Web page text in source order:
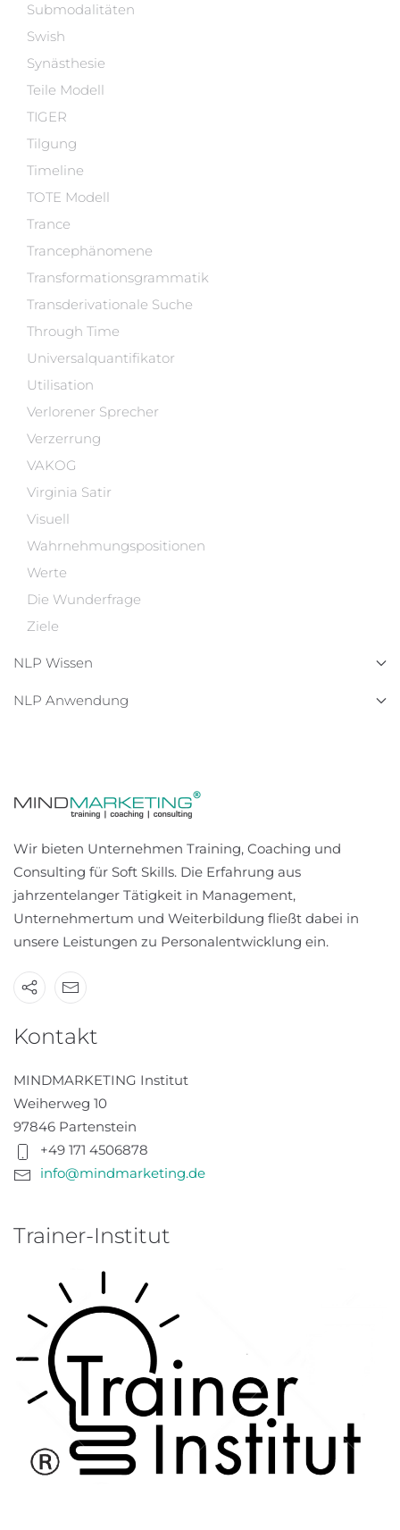
Submodalitäten
Swish
Synästhesie
Teile Modell
TIGER
Tilgung
Timeline
TOTE Modell
Trance
Trancephänomene
Transformationsgrammatik
Transderivationale Suche
Through Time
Universalquantifikator
Utilisation
Verlorener Sprecher
Verzerrung
VAKOG
Virginia Satir
Visuell
Wahrnehmungspositionen
Werte
Die Wunderfrage
Ziele
NLP Wissen
NLP Anwendung
Wir bieten Unternehmen Training, Coaching und
Consulting für Soft Skills. Die Erfahrung aus
jahrzentelanger Tätigkeit in Management,
Unternehmertum und Weiterbildung fließt dabei in
unsere Leistungen zu Personalentwicklung ein.
Kontakt
MINDMARKETING Institut
Weiherweg 10
97846 Partenstein
+49 171 4506878
info@mindmarketing.de
Trainer-Institut